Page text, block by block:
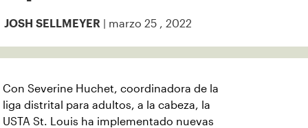
JOSH SELLMEYER | marzo 25 , 2022
Con Severine Huchet, coordinadora de la
liga distrital para adultos, a la cabeza, la
USTA St. Louis ha implementado nuevas